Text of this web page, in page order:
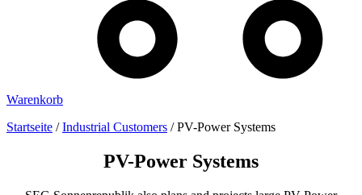
Warenkorb
Startseite /Industrial Customers /PV-Power Systems
PV-Power Systems